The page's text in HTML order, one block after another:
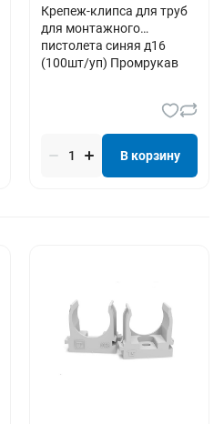
Крепеж-клипса для труб
для монтажного
пистолета синяя д16
(100шт/уп) Промрукав
В корзину